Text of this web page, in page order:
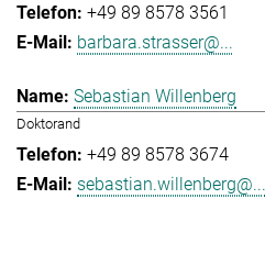
+49 89 8578 3561
barbara.strasser@...
Sebastian Willenberg
Doktorand
+49 89 8578 3674
sebastian.willenberg@...